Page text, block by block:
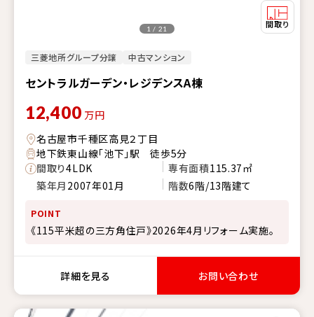
三菱地所グループ分譲 中古マンション
セントラルガーデン・レジデンスA棟
1 / 21
12,400 万円
名古屋市千種区高見２丁目
地下鉄東山線「池下」駅 徒歩5分
間取り4LDK 専有面積115.37㎡
築年月 2007年01月 階数6階/13階建て
POINT
《115平米超の三方角住戸》2026年4月リフォーム実施。
詳細を見る お問い合わせ